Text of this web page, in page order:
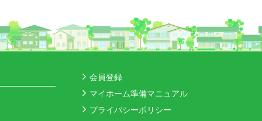
会員登録
マイホーム準備マニュアル
プライバシーポリシー